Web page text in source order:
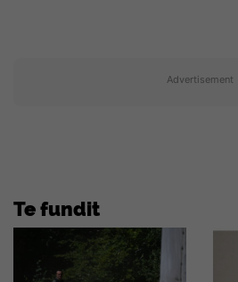
Advertisement
Te fundit